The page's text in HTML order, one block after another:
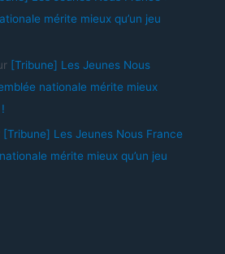
mérite mieux qu’un jeu
[Tribune] Les Jeunes Nous
nationale mérite mieux
[Tribune] Les Jeunes Nous France
mérite mieux qu’un jeu